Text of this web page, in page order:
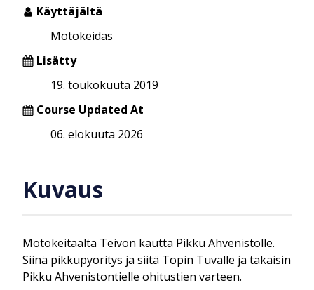
Käyttäjältä
Motokeidas
Lisätty
19. toukokuuta 2019
Course Updated At
06. elokuuta 2026
Kuvaus
Motokeitaalta Teivon kautta Pikku Ahvenistolle.
Siinä pikkupyöritys ja siitä Topin Tuvalle ja takaisin
Pikku Ahvenistontielle ohitustien varteen.